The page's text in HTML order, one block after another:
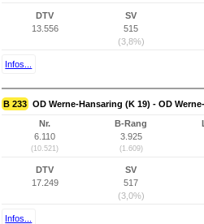
DTV
13.556
SV
515
(3,8%)
Infos...
B 233 OD Werne-Hansaring (K 19) - OD
Nr.
6.110
(10.521)
B-Rang
3.925
(1.609)
DTV
17.249
SV
517
(3,0%)
Infos...